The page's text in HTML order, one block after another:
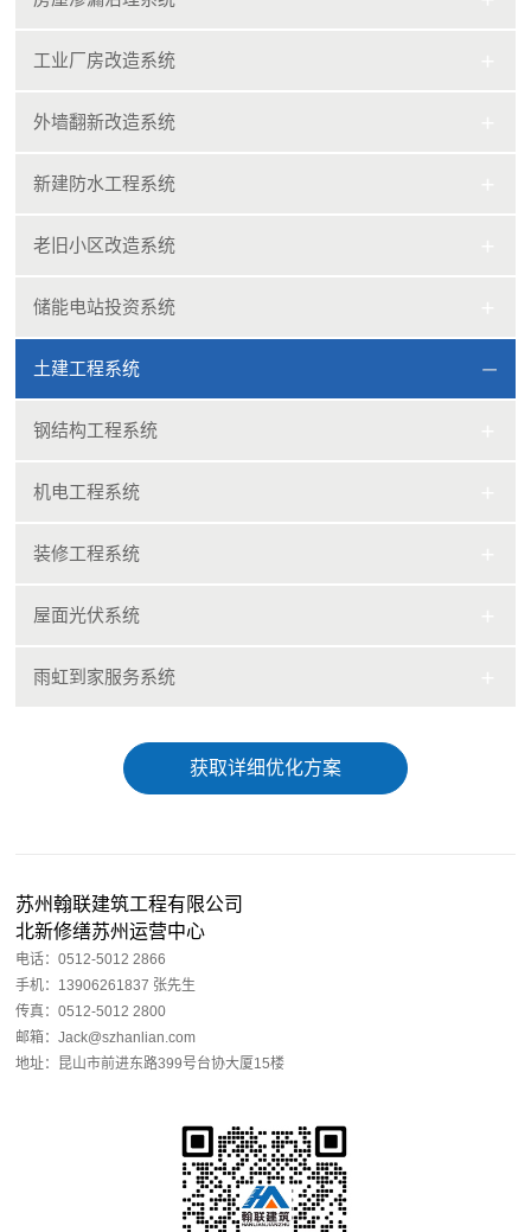
工业厂房改造系统
外墙翻新改造系统
新建防水工程系统
老旧小区改造系统
储能电站投资系统
土建工程系统
钢结构工程系统
机电工程系统
装修工程系统
屋面光伏系统
雨虹到家服务系统
获取详细优化方案
苏州翰联建筑工程有限公司
北新修缮苏州运营中心
电话：0512-5012 2866
手机：13906261837 张先生
传真：0512-5012 2800
邮箱：Jack@szhanlian.com
地址：昆山市前进东路399号台协大厦15楼